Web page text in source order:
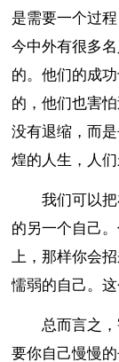
是需要一个过
今中外有很多
的。他们的成
的，他们也害
没有退缩，而
煌的人生，人
我们可以
的另一个自己
上，那样你会
懦弱的自己。
总而言之
要你自己慢慢